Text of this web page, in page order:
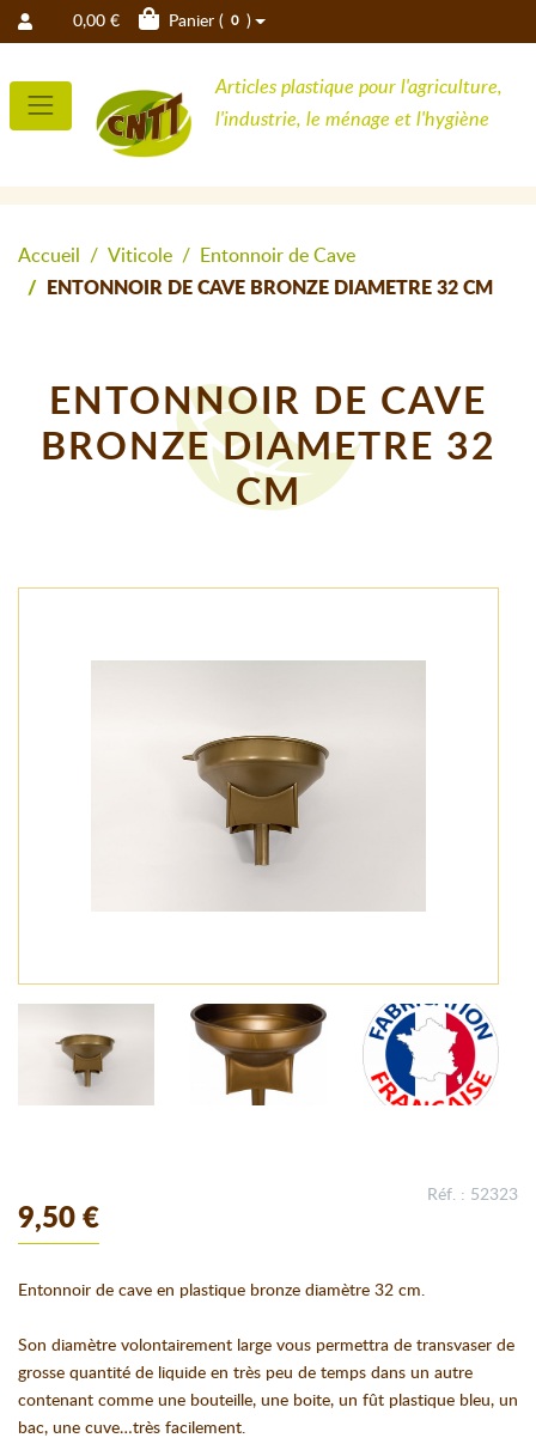
0,00 € Panier ( 0 )
Articles plastique pour l'agriculture,
l'industrie, le ménage et l'hygiène
Accueil Viticole
Entonnoir de Cave
ENTONNOIR DE CAVE BRONZE DIAMETRE 32 CM
ENTONNOIR DE CAVE
BRONZE DIAMETRE 32
CM
9,50 €
Réf. : 52323
Entonnoir de cave en plastique bronze diamètre 32 cm.
Son diamètre volontairement large vous permettra de transvaser de
grosse quantité de liquide en très peu de temps dans un autre
contenant comme une bouteille, une boite, un fût plastique bleu, un
bac, une cuve…très facilement.